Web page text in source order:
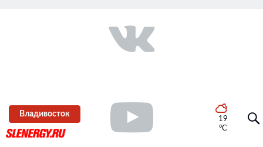
Владивосток
19
°C